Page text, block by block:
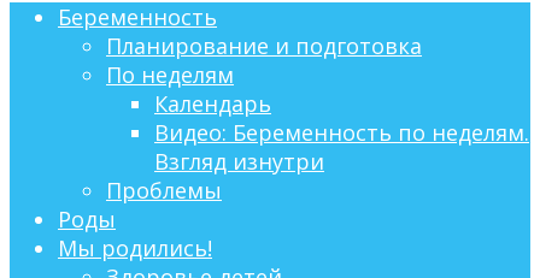
Беременность
Планирование и подготовка
По неделям
Календарь
Видео: Беременность по неделям.
Взгляд изнутри
Проблемы
Роды
Мы родились!